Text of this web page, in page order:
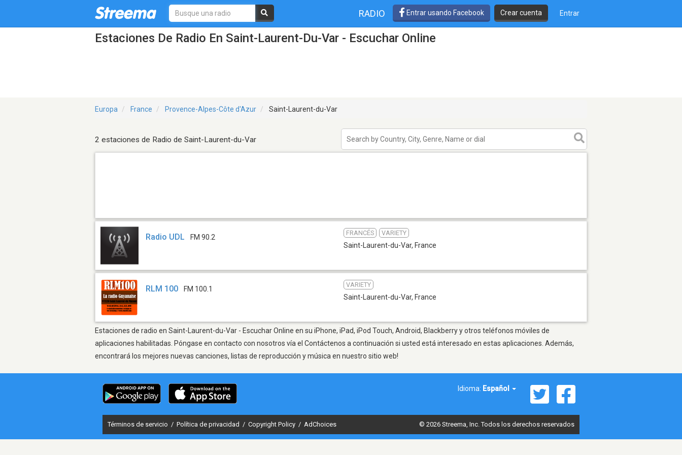
RADIO Entrar usando Facebook Crear cuenta Entrar
Estaciones De Radio En Saint-Laurent-Du-Var - Escuchar Online
Europa France Provence-Alpes-Côte d'Azur Saint-Laurent-du-Var
2 estaciones de Radio de Saint-Laurent-du-Var
Radio UDL FM 90.2
FRANCÉS VARIETY
Saint-Laurent-du-Var, France
RLM 100 FM 100.1
VARIETY
Saint-Laurent-du-Var, France
Estaciones de radio en Saint-Laurent-du-Var - Escuchar Online en su iPhone, iPad, iPod Touch, Android, Blackberry y otros teléfonos móviles de
aplicaciones habilitadas. Póngase en contacto con nosotros vía el Contáctenos a continuación si usted está interesado en estas aplicaciones. Además,
encontrará los mejores nuevas canciones, listas de reproducción y música en nuestro sitio web!
Idioma: Español
Términos de servicio / Política de privacidad / Copyright Policy / AdChoices © 2026 Streema, Inc. Todos los derechos reservados